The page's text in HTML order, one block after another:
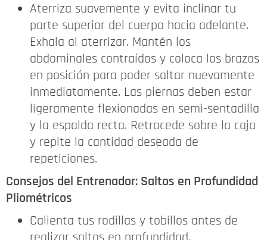
Aterriza suavemente y evita inclinar tu
parte superior del cuerpo hacia adelante.
Exhala al aterrizar. Mantén los
abdominales contraídos y coloca los brazos
en posición para poder saltar nuevamente
inmediatamente. Las piernas deben estar
ligeramente flexionadas en semi-sentadilla
y la espalda recta. Retrocede sobre la caja
y repite la cantidad deseada de
repeticiones.
Consejos del Entrenador: Saltos en Profundidad
Pliométricos
Calienta tus rodillas y tobillos antes de